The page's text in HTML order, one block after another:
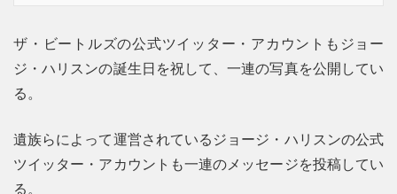
ザ・ビートルズの公式ツイッター・アカウントもジョー
ジ・ハリスンの誕生日を祝して、一連の写真を公開してい
る。
遺族らによって運営されているジョージ・ハリスンの公式
ツイッター・アカウントも一連のメッセージを投稿してい
る。